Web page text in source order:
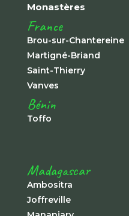
Monastères
France
Brou-sur-Chantereine
Martigné-Briand
Saint-Thierry
Vanves
Bénin
Toffo
Madagascar
Ambositra
Joffreville